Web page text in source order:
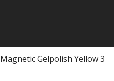
Magnetic Gelpolish Yellow 3